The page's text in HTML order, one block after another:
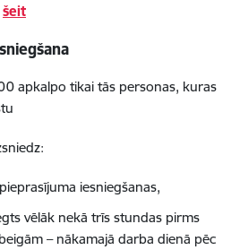
šeit
apkalpo tikai tās personas, kuras
iesniegšanas,
vēlāk nekā trīs stundas pirms
– nākamajā darba dienā pēc